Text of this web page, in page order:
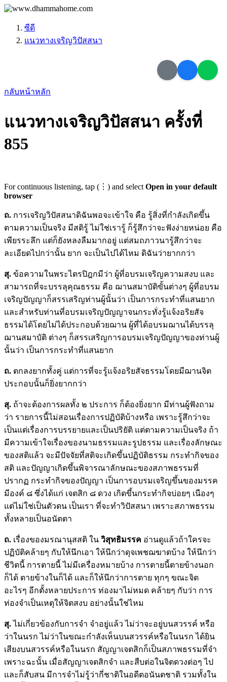
ซีดี
แนวทางเจริญวิปัสสนา
กลับหน้าหลัก
แนวทางเจริญวิปัสสนา ครั้งที่
855
For continuous listening, tap (⋮) and select Open in your default
browser
ถ. การเจริญวิปัสสนาดิฉันพอจะเข้าใจ คือ รู้สิ่งที่กำลังเกิดขึ้น
ตามความเป็นจริง มีสติรู้ ไม่ใช่เรารู้ ก็รู้สึกว่าจะฟังง่ายหน่อย คือ
เพียรระลึก แต่ก็ยังหลงลืมมากอยู่ แต่สมถภาวนารู้สึกว่าจะ
ละเอียดไปกว่านั้น ยาก จะเป็นไปได้ไหม ดิฉันว่ายากกว่า
สุ. ข้อความในพระไตรปิฎกมีว่า ผู้ที่อบรมเจริญความสงบ และ
สามารถที่จะบรรลุคุณธรรม คือ ฌานสมาบัติขั้นต่างๆ ผู้ที่อบรม
เจริญปัญญาก็สรรเสริญท่านผู้นั้นว่า เป็นการกระทำที่แสนยาก
และสำหรับท่านที่อบรมเจริญปัญญาจนกระทั่งรู้แจ้งอริยสัจ
ธรรมได้โดยไม่ได้ประกอบด้วยฌาน ผู้ที่ได้อบรมฌานได้บรรลุ
ฌานสมาบัติ ต่างๆ ก็สรรเสริญการอบรมเจริญปัญญาของท่านผู้
นั้นว่า เป็นการกระทำที่แสนยาก
ถ. ตกลงยากทั้งคู่ แต่การที่จะรู้แจ้งอริยสัจธรรมโดยมีฌานจิต
ประกอบนั้นก็ยิ่งยากกว่า
สุ. ถ้าจะต้องการผลทั้ง ๒ ประการ ก็ต้องยิ่งยาก มีท่านผู้ฟังถาม
ว่า รายการนี้ไม่สอนเรื่องการปฏิบัติบ้างหรือ เพราะรู้สึกว่าจะ
เป็นแต่เรื่องการบรรยายและเป็นปริยัติ แต่ตามความเป็นจริง ถ้า
มีความเข้าใจเรื่องของนามธรรมและรูปธรรม และเรื่องลักษณะ
ของสติแล้ว จะมีปัจจัยที่สติจะเกิดขึ้นปฏิบัติธรรม กระทำกิจของ
สติ และปัญญาเกิดขึ้นพิจารณาลักษณะของสภาพธรรมที่
ปรากฏ กระทำกิจของปัญญา เป็นการอบรมเจริญขึ้นของมรรค
มีองค์ ๘ ซึ่งได้แก่ เจตสิก ๘ ดวง เกิดขึ้นกระทำกิจบ่อยๆ เนืองๆ
แต่ไม่ใช่เป็นตัวตน เป็นเรา ที่จะทำวิปัสสนา เพราะสภาพธรรม
ทั้งหลายเป็นอนัตตา
ถ. เรื่องของมรณานุสสติ ใน วิสุทธิมรรค อ่านดูแล้วถ้าใครจะ
ปฏิบัติคล้ายๆ กับให้นึกเอา ให้นึกว่าดุจเพชฌฆาตบ้าง ให้นึกว่า
ชีวิตนี้ การตายนี้ ไม่มีเครื่องหมายบ้าง การตายนี้ตายข้างนอก
ก็ได้ ตายข้างในก็ได้ และก็ให้นึกว่าการตาย ทุกๆ ขณะจิต
อะไรๆ อีกตั้งหลายประการ ท่องมาไม่หมด คล้ายๆ กับว่า การ
ท่องจำเป็นเหตุให้จิตสงบ อย่างนั้นใช่ไหม
สุ.ไม่เกี่ยวข้องกับการจำ จำอยู่แล้ว ไม่ว่าจะอยู่บนสวรรค์ หรือ
ว่าในนรก ไม่ว่าในขณะกำลังเห็นบนสวรรค์หรือในนรก ได้ยิน
เสียงบนสวรรค์หรือในนรก สัญญาเจตสิกก็เป็นสภาพธรรมที่จำ
เพราะฉะนั้น เมื่อสัญญาเจตสิกจำ และสืบต่อในจิตดวงต่อๆ ไป
และก็สับสน มีการจำไม่รู้ว่ากี่ชาติในอดีตอนันตชาติ รวมทั้งใน